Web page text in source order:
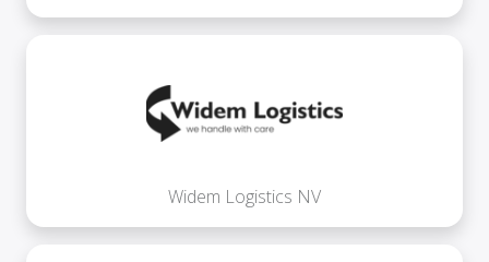
Widem Logistics NV